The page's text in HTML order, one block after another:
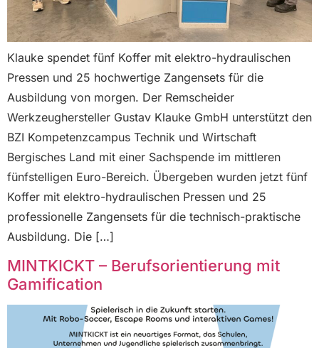
Klauke spendet fünf Koffer mit elektro-hydraulischen
Pressen und 25 hochwertige Zangensets für die
Ausbildung von morgen. Der Remscheider
Werkzeughersteller Gustav Klauke GmbH unterstützt den
BZI Kompetenzcampus Technik und Wirtschaft
Bergisches Land mit einer Sachspende im mittleren
fünfstelligen Euro-Bereich. Übergeben wurden jetzt fünf
Koffer mit elektro-hydraulischen Pressen und 25
professionelle Zangensets für die technisch-praktische
Ausbildung. Die […]
MINTKICKT – Berufsorientierung mit
Gamification